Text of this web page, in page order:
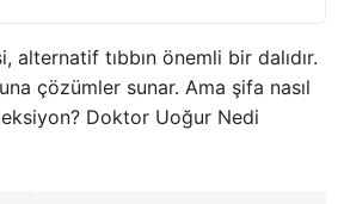
alternatif tıbbın önemli bir dalıdır.
çözümler sunar. Ama şifa nasıl
Doktor Uoğur Nedi